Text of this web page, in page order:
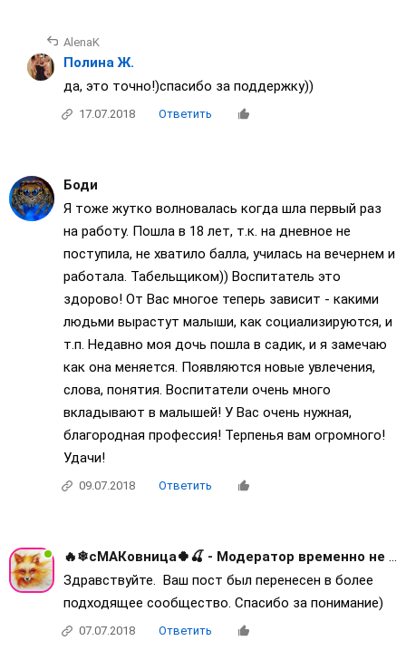
AlenaK
Полина Ж.
да, это точно!)спасибо за поддержку))
17.07.2018 Ответить
Боди
Я тоже жутко волновалась когда шла первый раз
на работу. Пошла в 18 лет, т.к. на дневное не
поступила, не хватило балла, училась на вечернем и
работала. Табельщиком)) Воспитатель это
здорово! От Вас многое теперь зависит - какими
людьми вырастут малыши, как социализируются, и
т.п. Недавно моя дочь пошла в садик, и я замечаю
как она меняется. Появляются новые увлечения,
слова, понятия. Воспитатели очень много
вкладывают в малышей! У Вас очень нужная,
благородная профессия! Терпенья вам огромного!
Удачи!
09.07.2018 Ответить
🔥❄сМАКовница🍀🍒 - Модератор временно не активна
Здравствуйте. Ваш пост был перенесен в более
подходящее сообщество. Спасибо за понимание)
07.07.2018 Ответить